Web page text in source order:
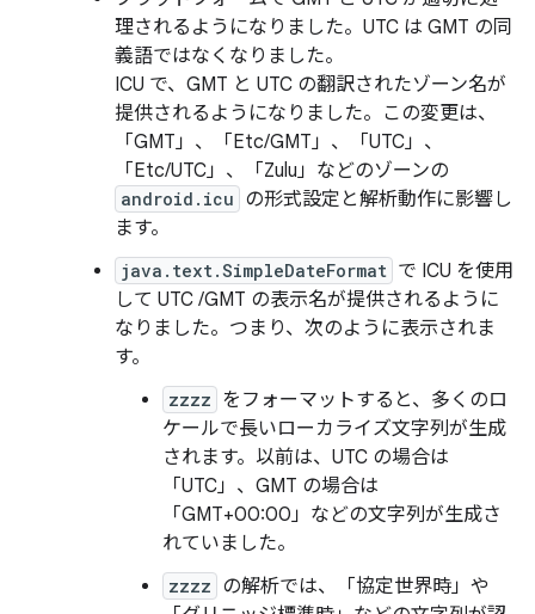
理されるようになりました。UTC は GMT の同
義語ではなくなりました。
ICU で、GMT と UTC の翻訳されたゾーン名が
提供されるようになりました。この変更は、
「GMT」、「Etc/GMT」、「UTC」、
「Etc/UTC」、「Zulu」などのゾーンの
android.icu の形式設定と解析動作に影響し
ます。
java.text.SimpleDateFormat で ICU を使用
して UTC /GMT の表示名が提供されるように
なりました。つまり、次のように表示されま
す。
zzzz をフォーマットすると、多くのロ
ケールで長いローカライズ文字列が生成
されます。以前は、UTC の場合は
「UTC」、GMT の場合は
「GMT+00:00」などの文字列が生成さ
れていました。
zzzz の解析では、「協定世界時」や